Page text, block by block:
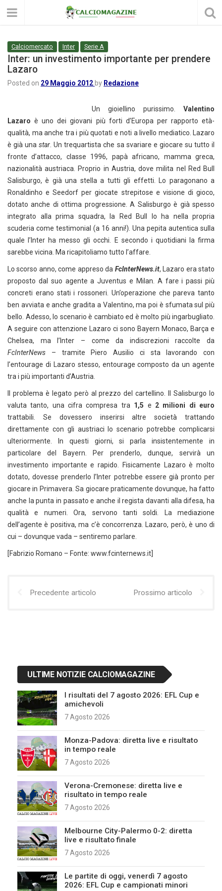
Calciomercato Inter Serie A
Inter: un investimento importante per prendere
Lazaro
Posted on 29 Maggio 2012 by Redazione
Un gioiellino purissimo. Valentino
Lazaro è uno dei giovani più forti d’Europa per rapporto età-
qualità, ma anche tra i più quotati e noti a livello mediatico. Lazaro
è già unastar . Un trequartista che sa svariare e giocare su tutto il
fronte d’attacco, classe 1996, papà africano, mamma greca,
nazionalità austriaca. Proprio in Austria, dove milita nel Red Bull
Salisburgo, è già una stella a tutti gli effetti. Lo paragonano a
Ronaldinho e Seedorf per giocate strepitose e visione di gioco,
dotato anche di ottima progressione. A Salisburgo è già spesso
integrato alla prima squadra, la Red Bull lo ha nella propria
scuderia come testimonial (a 16 anni!). Una pepita autentica sulla
quale l’Inter ha messo gli occhi. E secondo i quotidiani la firma
sarebbe vicina. Ma ricapitoliamo tutto l’affare.
Lo scorso anno, come appreso da FcInterNews.it, Lazaro era stato
proposto dal suo agente a Juventus e Milan. A fare i passi più
concreti erano stati i rossoneri. Un’operazione che pareva tanto
ben avviata e anche gradita a Valentino, ma poi è sfumata sul più
bello. Adesso, lo scenario è cambiato ed è molto più ingarbugliato.
A seguire con attenzione Lazaro ci sono Bayern Monaco, Barça e
Chelsea, ma l’Inter – come da indiscrezioni raccolte da
FcInterNews – tramite Piero Ausilio ci sta lavorando con
l’entourage di Lazaro stesso, entourage composto da un agente
tra i più importanti d’Austria.
Il problema è legato però al prezzo del cartellino. Il Salisburgo lo
valuta tanto, una cifra compresa tra 1,5 e 2 milioni di euro
trattabili. Se dovessero inserirsi altre società trattando
direttamente con gli austriaci lo scenario potrebbe complicarsi
ulteriormente. In questi giorni, si parla insistentemente in
particolare del Bayern. Per prenderlo, dunque, servirà un
investimento importante e rapido. Fisicamente Lazaro è molto
dotato, dovesse prenderlo l’Inter potrebbe essere già pronto per
giocare in Primavera. Sa giocare praticamente dovunque, ha fatto
anche la punta in passato e anche il regista davanti alla difesa, ha
qualità e numeri. Ora, servono tanti soldi. La mediazione
dell’agente è positiva, ma c’è concorrenza. Lazaro, però, è uno di
cui – dovunque vada – sentiremo parlare.
[Fabrizio Romano – Fonte: www.fcinternews.it]
Precedente articolo Prossimo articolo
ULTIME NOTIZIE CALCIOMAGAZINE
I risultati del 7 agosto 2026: EFL Cup e
amichevoli
7 Agosto 2026
Monza-Padova: diretta live e risultato
in tempo reale
7 Agosto 2026
Verona-Cremonese: diretta live e
risultato in tempo reale
7 Agosto 2026
Melbourne City-Palermo 0-2: diretta
live e risultato finale
7 Agosto 2026
Le partite di oggi, venerdì 7 agosto
2026: EFL Cup e campionati minori